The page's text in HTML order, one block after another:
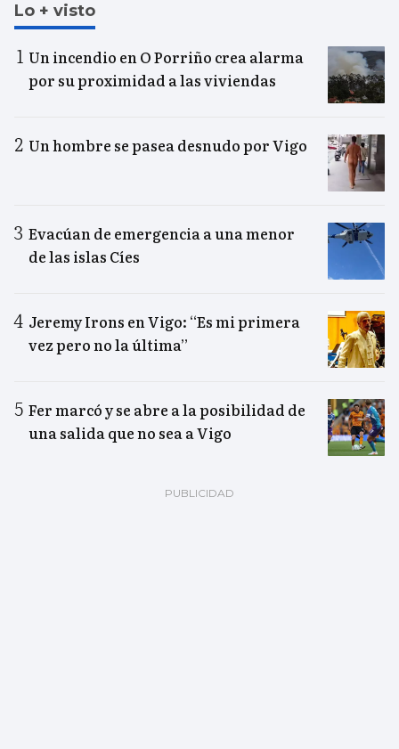
Lo + visto
Un incendio en O Porriño crea alarma
por su proximidad a las viviendas
Un hombre se pasea desnudo por Vigo
Evacúan de emergencia a una menor
de las islas Cíes
Jeremy Irons en Vigo: “Es mi primera
vez pero no la última”
Fer marcó y se abre a la posibilidad de
una salida que no sea a Vigo